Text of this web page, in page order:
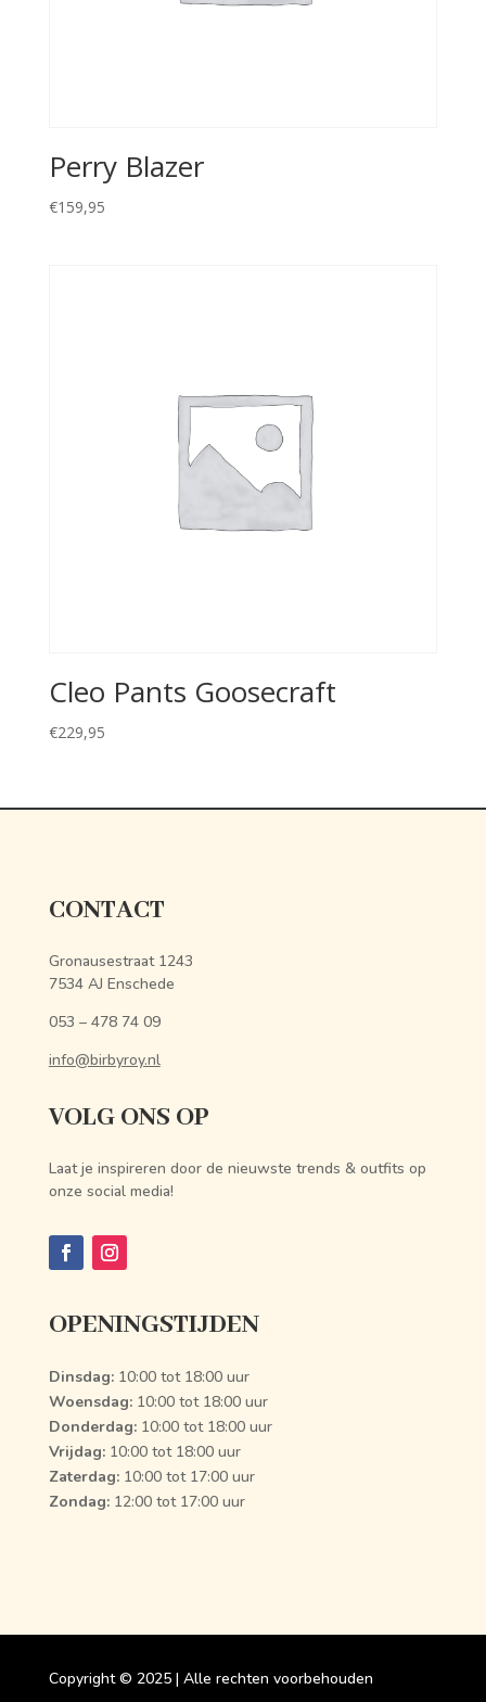
Perry Blazer
€159,95
Cleo Pants Goosecraft
€229,95
CONTACT
Gronausestraat 1243
7534 AJ Enschede
053 – 478 74 09
info@birbyroy.nl
VOLG ONS OP
Laat je inspireren door de nieuwste trends & outfits op
onze social media!
OPENINGSTIJDEN
Dinsdag:10:00 tot 18:00 uur
Woensdag:10:00 tot 18:00 uur
Donderdag:10:00 tot 18:00 uur
Vrijdag:10:00 tot 18:00 uur
Zaterdag:10:00 tot 17:00 uur
Zondag:12:00 tot 17:00 uur
Copyright© 2025 | Alle rechten voorbehouden